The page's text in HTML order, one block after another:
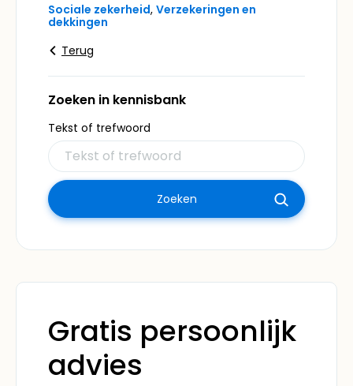
Sociale zekerheid, Verzekeringen en
dekkingen
Terug
Zoeken in kennisbank
Tekst of trefwoord
Gratis persoonlijk
advies